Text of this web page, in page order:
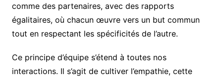
comme des partenaires, avec des rapports
égalitaires, où chacun œuvre vers un but commun
tout en respectant les spécificités de l’autre.
Ce principe d’équipe s’étend à toutes nos
interactions. Il s’agit de cultiver l’empathie, cette